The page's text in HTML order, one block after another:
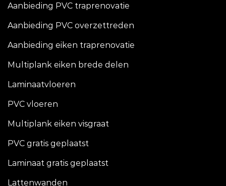
Aanbieding PVC traprenovatie
Aanbieding PVC overzettreden
Aanbieding eiken traprenovatie
Multiplank eiken brede delen
Laminaatvloeren
PVC vloeren
Multiplank eiken visgraat
PVC gratis geplaatst
Laminaat gratis geplaatst
Lattenwanden